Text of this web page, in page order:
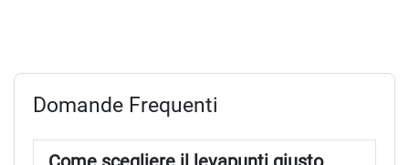
Domande Frequenti